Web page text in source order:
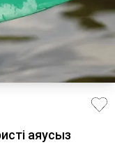
аяусыз